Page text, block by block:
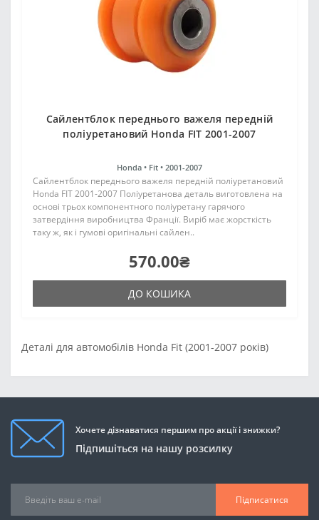
Сайлентблок переднього важеля передній
поліуретановий Honda FIT 2001-2007
Honda • Fit • 2001-2007
Сайлентблок переднього важеля передній поліуретановий
Honda FIT 2001-2007 Поліуретанова деталь виготовлена на
основі трьох компонентного поліуретану гарячого
затвердіння виробництва Франції. Виріб має жорсткість
таку ж, як і гумові оригінальні сайлен..
570.00₴
ДО КОШИКА
Деталі для автомобілів Honda Fit (2001-2007 років)
Хочете дізнаватися першим про акції і знижки?
Підпишіться на нашу розсилку
Підписатися